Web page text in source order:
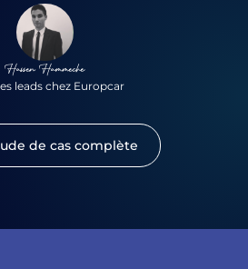
Hassen Hammeche
leads chez Europcar
de cas complète